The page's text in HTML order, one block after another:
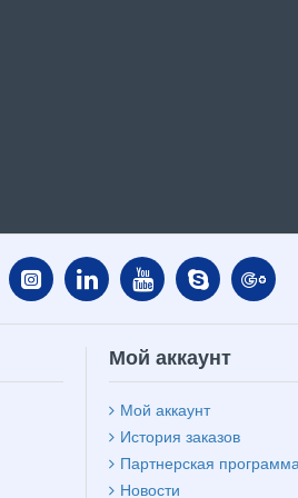
Мой аккаунт
Мой аккаунт
История заказов
Партнерская программа
Новости